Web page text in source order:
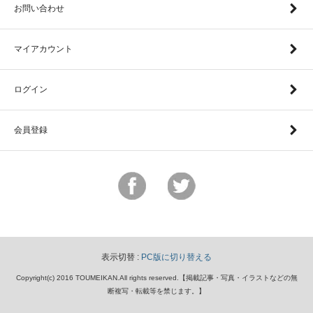
お問い合わせ
マイアカウント
ログイン
会員登録
表示切替 : PC版に切り替える
Copyright(c) 2016 TOUMEIKAN.All rights reserved.【掲載記事・写真・イラストなどの無
断複写・転載等を禁じます。】